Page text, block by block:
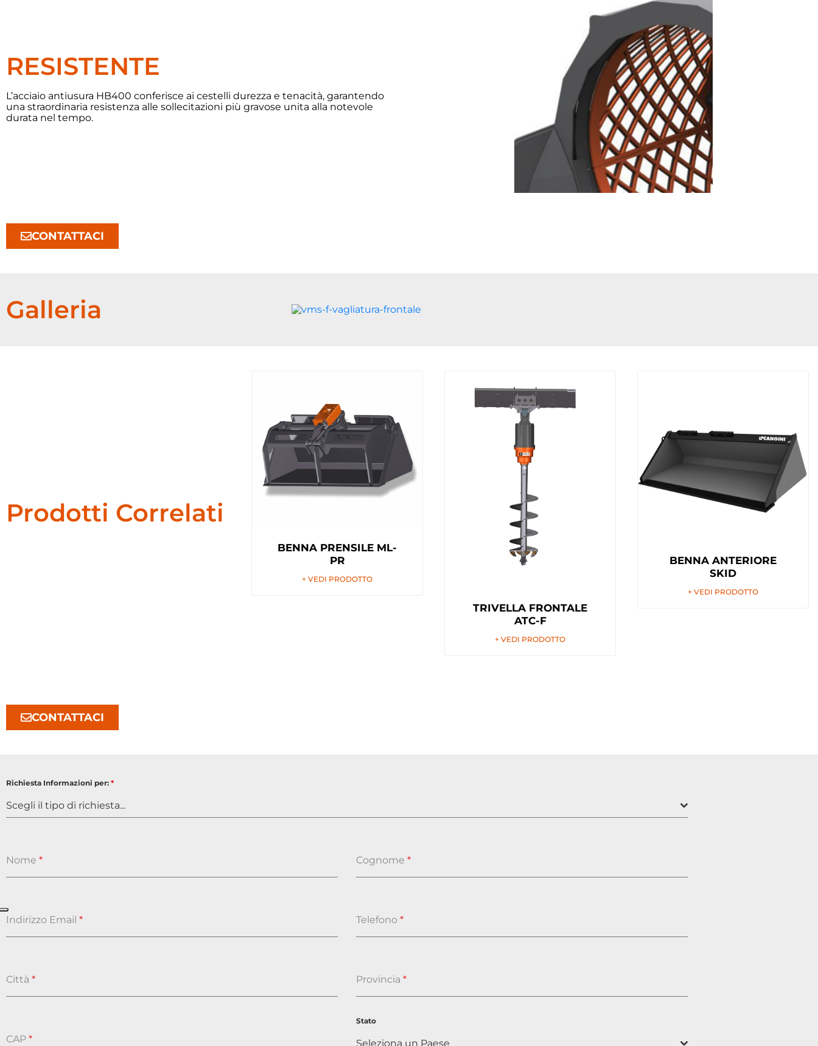
RESISTENTE
L’acciaio antiusura HB400 conferisce ai cestelli durezza e tenacità, garantendo
una straordinaria resistenza alle sollecitazioni più gravose unita alla notevole
durata nel tempo.
CONTATTACI
Galleria
Prodotti Correlati
BENNA PRENSILE ML-
PR
+ VEDI PRODOTTO
TRIVELLA FRONTALE
ATC-F
+ VEDI PRODOTTO
BENNA ANTERIORE
SKID
+ VEDI PRODOTTO
CONTATTACI
Richiesta Informazioni per: *
Scegli il tipo di richiesta...
Nome * Cognome *
Indirizzo Email * Telefono *
Città * Provincia *
CAP *
Stato
Seleziona un Paese